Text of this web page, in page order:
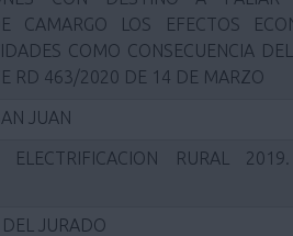
CAMARGO LOS EFECTOS
COMO CONSECUENCIA
RD 463/2020 DE 14 DE MARZO
JUAN
RURAL
JURADO